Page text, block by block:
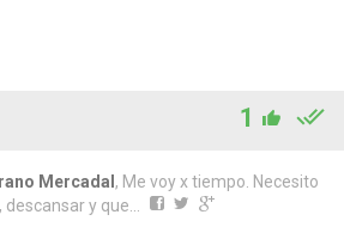
1
Mercadal , Me voy x tiempo. Necesito
y que...